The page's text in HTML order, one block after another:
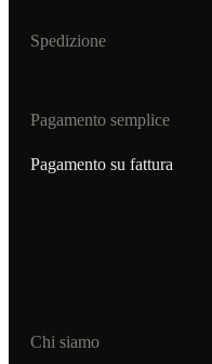
Spedizione
Pagamento semplice
Pagamento su fattura
Chi siamo